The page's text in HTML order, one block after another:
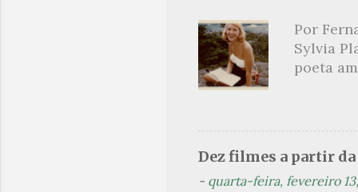
heróico
próprio
Por
Sylvia
poeta
como
Hughes.
aluna
Dez filmes a partir
- quarta-feira, fevereiro